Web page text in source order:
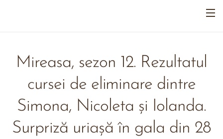
Mireasa, sezon 12. Rezultatul
cursei de eliminare dintre
Simona, Nicoleta și Iolanda.
Surpriză uriașă în gala din 28